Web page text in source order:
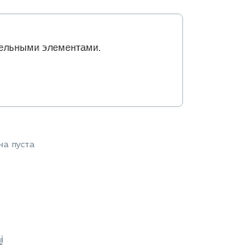
элементами.
пуста